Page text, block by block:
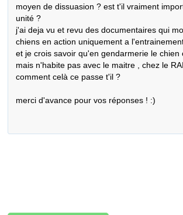
moyen de dissuasion ? est t'il vraiment
unité ?
j'ai deja vu et revu des documentaires qui
chiens en action uniquement a l'entrainement
et je crois savoir qu'en gendarmerie le chien
mais n'habite pas avec le maitre , chez le
comment celà ce passe t'il ?
merci d'avance pour vos réponses ! :)